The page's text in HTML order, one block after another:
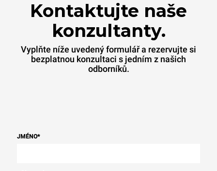
Kontaktujte naše
konzultanty.
Vyplňte níže uvedený formulář a rezervujte si
bezplatnou konzultaci s jedním z našich
odborníků.
JMÉNO*